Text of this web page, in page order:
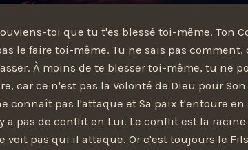
toi que tu t'es blessé toi-même. Ton
le faire toi-même. Tu ne sais pas
À moins de te blesser toi-même, tu ne
car ce n'est pas la Volonté de Dieu pour
connaît pas l'attaque et Sa paix t'entoure
a pas de conflit en Lui. Le conflit est la
voit pas qui il attaque. Or c'est toujours le